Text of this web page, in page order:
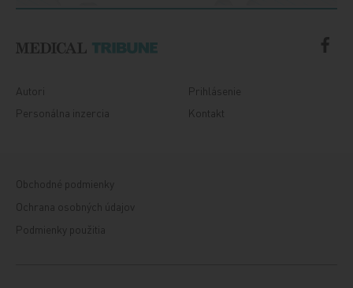
Autori
Personálna inzercia
Prihlásenie
Kontakt
Obchodné podmienky
Ochrana osobných údajov
Podmienky použitia